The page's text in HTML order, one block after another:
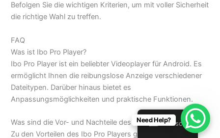
Befolgen Sie die wichtigen Kriterien, um mit voller Sicherheit
die richtige Wahl zu treffen.
FAQ
Was ist Ibo Pro Player?
Ibo Pro Player ist ein beliebter Videoplayer für Android. Es
ermöglicht Ihnen die reibungslose Anzeige verschiedener
Dateitypen. Darüber hinaus bietet es
Anpassungsmöglichkeiten und praktische Funktionen.
Was sind die Vor- und Nachteile des Ibo Pro Players?
Zu den Vorteilen des Ibo Pro Players gehören eine
Need Help?Deutsch